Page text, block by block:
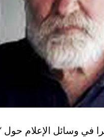
في وسائل الإعلام حول